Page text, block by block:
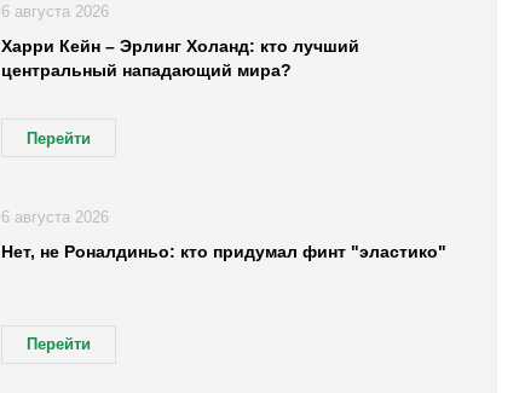
Харри Кейн – Эрлинг Холанд: кто лучший
центральный нападающий мира?
Перейти
6 августа 2026
Нет, не Роналдиньо: кто придумал финт "эластико"
Перейти
6 августа 2026